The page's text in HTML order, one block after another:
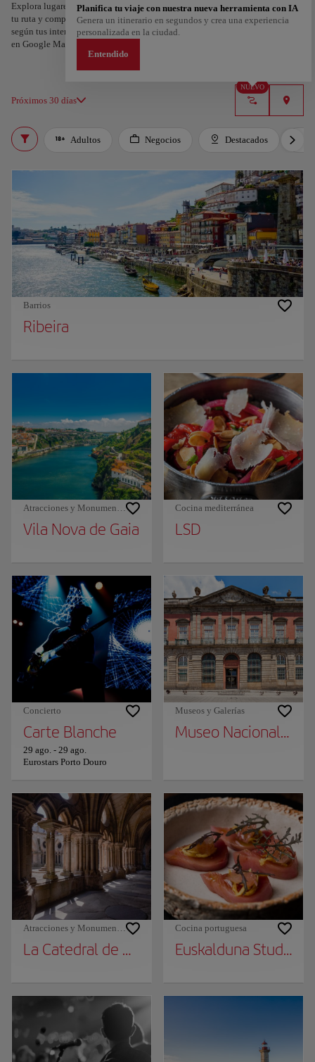
Explora lugares, experiencias y marca con el corazón tus favoritos para crear
tu ruta y compartirla. ¿Quieres más ideas? Obtén un itinerario personalizado
según tus intereses y la duración de tu viaje: en sólo dos pasos y descargable
en Google Maps.
Próximos 30 días
NUEVO
Planifica tu viaje con nuestra nueva herramienta con IA
Genera un itinerario en segundos y crea una experiencia
personalizada en la ciudad.
Entendido
Adultos Negocios Destacados
Barrios
Ribeira
Atracciones y Monumentos
Vila Nova de Gaia
Cocina mediterránea
LSD
Concierto
Carte Blanche
29 ago. - 29 ago.
Eurostars Porto Douro
Museos y Galerías
Museo Nacional
Atracciones y Monumentos
La Catedral de Oporto
Cocina portuguesa
Euskalduna Studio